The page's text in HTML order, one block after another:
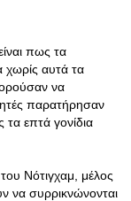
πως τα
χωρίς αυτά τα
να
παρατήρησαν
τα επτά γονίδια
Νότιγχαμ, μέλος
να συρρικνώνονται